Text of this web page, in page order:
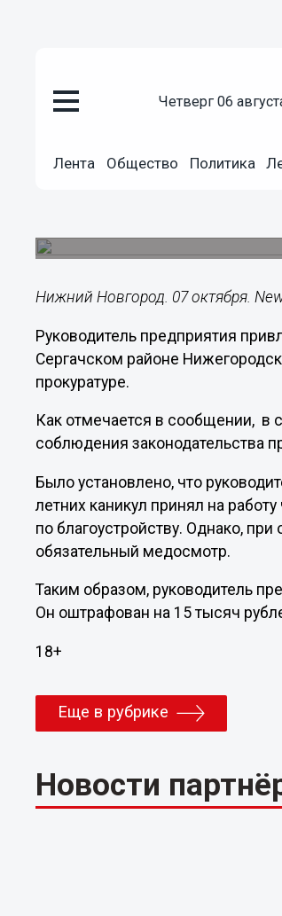
четверг 06
Лента Общество Политика
Руководитель
Нижний Новгород. 07 октября.
Руководитель предприятия
Сергачском районе
прокуратуре.
Как отмечается в сообщении, в
соблюдения законодательства
Было установлено, что
летних каникул принял на
по благоустройству. Однако,
обязательный медосмотр.
Таким образом, руководитель
Он оштрафован на 15 тысяч
18+
Еще в рубрике
Новости